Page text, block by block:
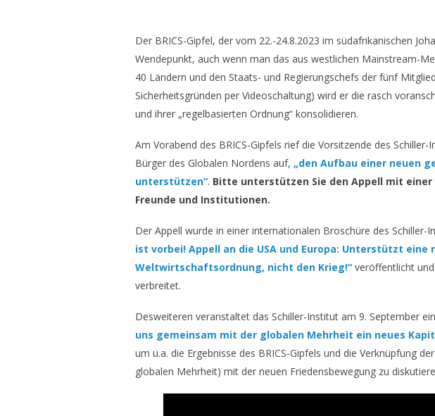
Der BRICS-Gipfel, der vom 22.-24.8.2023 im südafrikanischen
Wendepunkt, auch wenn man das aus westlichen Mainstream-
40 Ländern und den Staats- und Regierungschefs der fünf
Sicherheitsgründen per Videoschaltung) wird er die rasch
und ihrer „regelbasierten Ordnung“ konsolidieren.
Am Vorabend des BRICS-Gipfels rief die Vorsitzende des
Bürger des Globalen Nordens auf, „den Aufbau einer neuen
unterstützen“. Bitte unterstützen Sie den Appell mit
Freunde und Institutionen.
Der Appell wurde in einer internationalen Broschüre des Schiller-
ist vorbei! Appell an die USA und Europa: Unterstützt eine
Weltwirtschaftsordnung, nicht den Krieg!“ veröffentlicht
verbreitet.
Desweiteren veranstaltet das Schiller-Institut am 9. September
uns gemeinsam mit der globalen Mehrheit ein neues
um u.a. die Ergebnisse des BRICS-Gipfels und die Verknüpfung
globalen Mehrheit) mit der neuen Friedensbewegung zu